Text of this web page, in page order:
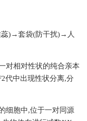
)→套袋(防干扰)→人
相对性状的纯合亲本
代中出现性状分离,分
胞中,位于一对同源